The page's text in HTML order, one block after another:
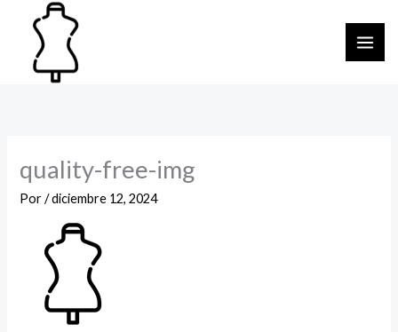
contenido
quality-free-img
Por/diciembre 12, 2024